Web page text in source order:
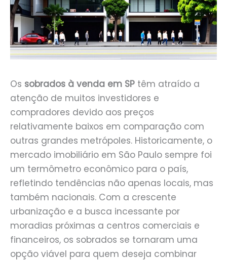
Os sobrados à venda em SP têm atraído a
atenção de muitos investidores e
compradores devido aos preços
relativamente baixos em comparação com
outras grandes metrópoles. Historicamente, o
mercado imobiliário em São Paulo sempre foi
um termômetro econômico para o país,
refletindo tendências não apenas locais, mas
também nacionais. Com a crescente
urbanização e a busca incessante por
moradias próximas a centros comerciais e
financeiros, os sobrados se tornaram uma
opção viável para quem deseja combinar